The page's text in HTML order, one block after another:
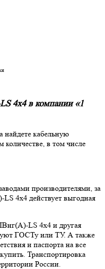
4х4 в компании «1
найдете кабельную
в том числе
производителями, за
4х4 действует выгодная
LS 4х4 и другая
ГОСТу или ТУ. А также
и паспорта на все
Транспортировка
России.